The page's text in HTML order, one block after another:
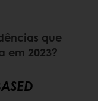
que
em 2023?